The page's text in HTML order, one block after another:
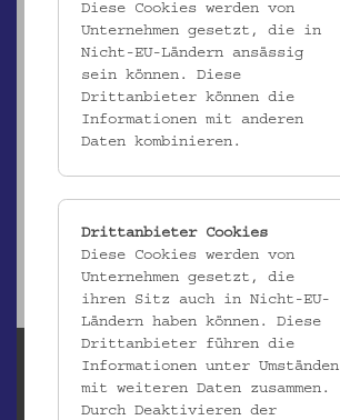
ÖMV/63.503/ab
Ein Paar Rasselhölzer "Scetavaiasse"
_MEHR
Diese Cookies werden von
Unternehmen gesetzt, die in
Nicht-EU-Ländern ansässig
sein können. Diese
Drittanbieter können die
Informationen mit anderen
Daten kombinieren.
Drittanbieter Cookies
Diese Cookies werden von
Unternehmen gesetzt, die
ihren Sitz auch in Nicht-EU-
Ländern haben können. Diese
Drittanbieter führen die
Informationen unter Umständen
mit weiteren Daten zusammen.
Durch Deaktivieren der